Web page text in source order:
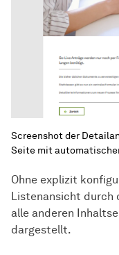
Ohne explizit
Listenansicht durch
alle anderen
dargestellt.
Screenshot der
Seite mit